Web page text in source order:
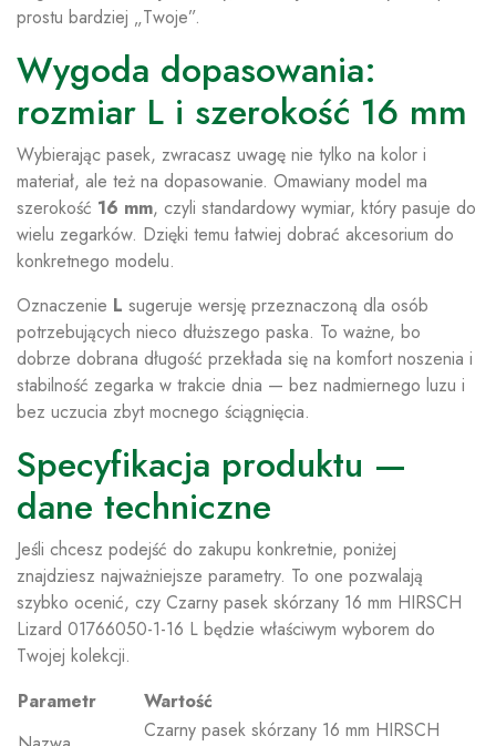
prostu bardziej „Twoje”.
Wygoda dopasowania:
rozmiar L i szerokość 16 mm
Wybierając pasek, zwracasz uwagę nie tylko na kolor i
materiał, ale też na dopasowanie. Omawiany model ma
szerokość 16 mm, czyli standardowy wymiar, który pasuje do
wielu zegarków. Dzięki temu łatwiej dobrać akcesorium do
konkretnego modelu.
Oznaczenie L sugeruje wersję przeznaczoną dla osób
potrzebujących nieco dłuższego paska. To ważne, bo
dobrze dobrana długość przekłada się na komfort noszenia i
stabilność zegarka w trakcie dnia — bez nadmiernego luzu i
bez uczucia zbyt mocnego ściągnięcia.
Specyfikacja produktu —
dane techniczne
Jeśli chcesz podejść do zakupu konkretnie, poniżej
znajdziesz najważniejsze parametry. To one pozwalają
szybko ocenić, czy Czarny pasek skórzany 16 mm HIRSCH
Lizard 01766050-1-16 L będzie właściwym wyborem do
Twojej kolekcji.
Parametr
Wartość
Czarny pasek skórzany 16 mm HIRSCH